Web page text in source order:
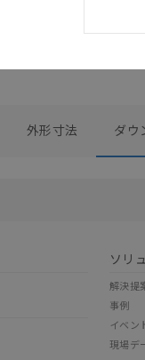
0 選択した
外形寸法 ダウ
ソリ
解決提
事例
イベン
現場デ